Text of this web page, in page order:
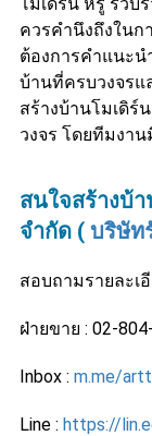
ควรคำนึงถึงในก
ต้องการคำแนะน
บ้านที่ครบวงจรแ
สร้างบ้านโมเดิร์
วงจร โดยทีมงา
สนใจสร้างบ้
จำกัด ( บริษัท
สอบถามรายละเ
ฝ่ายขาย : 02-
Inbox : m.me/
Line : https://